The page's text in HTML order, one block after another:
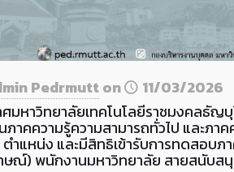
Pedrmutton
11/03/2026
ศมหาวิทยาลัยเทคโนโลยีราชมงคลธัญ
ภาคความรู้ความสามารถทั่วไป และภา
ตำแหน่ง และมีสิทธิเข้ารับการทดสอบ
ษณ์) พนักงานมหาวิทยาลัย สายสนับส